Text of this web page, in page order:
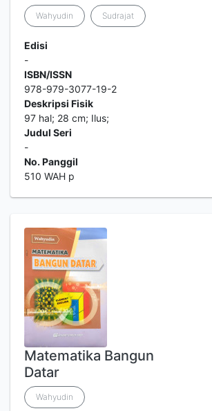
Wahyudin Sudrajat
Edisi
-
ISBN/ISSN
978-979-3077-19-2
Deskripsi Fisik
97 hal; 28 cm; Ilus;
Judul Seri
-
No. Panggil
510 WAH p
Matematika Bangun
Datar
Wahyudin